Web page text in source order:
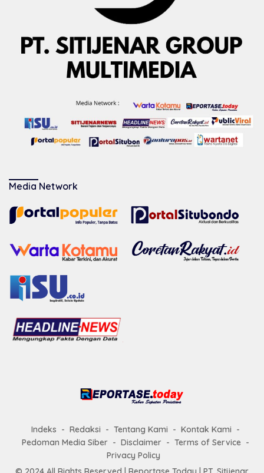
Media Network
Indeks Redaksi Tentang Kami
Kontak Kami
Pedoman Media Siber
Disclaimer
Terms of Service
Privacy Policy